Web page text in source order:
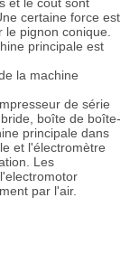
certaine force est
pignon conique.
principale est
la machine
de série
boîte de boîte-
principale dans
et l'électromètre
Les
par l'air.